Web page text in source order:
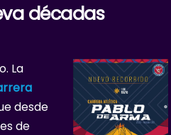
décadas
La
desde
de